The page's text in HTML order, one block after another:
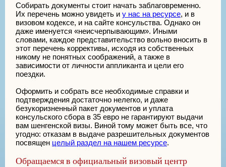
Собирать документы стоит начать заблаговременно.
Их перечень можно увидеть и у нас на ресурсе, и в
визовом кодексе, и на сайте консульства. Однако он
даже именуется «неисчерпывающим». Иными
словами, каждое представительство вольно вносить в
этот перечень коррективы, исходя из собственных
никому не понятных соображений, а также в
зависимости от личности аппликанта и цели его
поездки.
Оформить и собрать все необходимые справки и
подтверждения достаточно нелегко, и даже
безукоризненный пакет документов и уплата
консульского сбора в 35 евро не гарантируют выдачи
вам шенгенской визы. Виной тому может быть все, что
угодно: отказам в выдаче разрешительных документов
посвящен целый раздел на нашем ресурсе.
Обращаемся в официальный визовый центр